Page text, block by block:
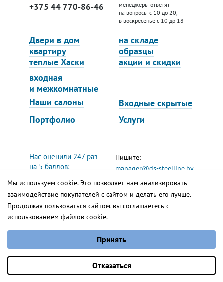
Гарда
от 4 567 руб.
Оставить заявку
Двери в дом
квартиру
теплые Хаски
на складе
образцы
акции и скидки
входная
и межкомнатные
+375 44 770-86-46
менеджеры ответят
на вопросы с 10 до 20,
в воскресенье с 10 до 18
Наши салоны
Входные скрытые
Портфолио
Услуги
Нас оценили 247 раз
на 5 баллов:
Реквизиты
Пишите:
manager@ds-steelline.by
Следите:
Фейсбук
Вконтакте
Инстаграм
Ютуб
Сайт работает на1С-Битрикс
Мы используем cookie. Это позволяет нам анализировать
взаимодействие покупателей с сайтом и делать его лучше.
Продолжая пользоваться сайтом, вы соглашаетесь с
использованием файлов cookie.
Выберите настройки cookie
Аналитические/Функциональные
Принять
Отказаться